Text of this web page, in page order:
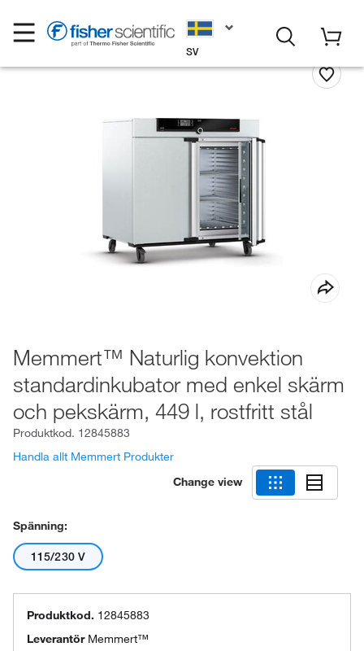
SV
Memmert™ Naturlig konvektion
standardinkubator med enkel skärm
och pekskärm, 449 l, rostfritt stål
Produktkod. 12845883
Handla allt Memmert Produkter
Change view
Spänning:
115/230 V
Produktkod. 12845883
Leverantör Memmert™